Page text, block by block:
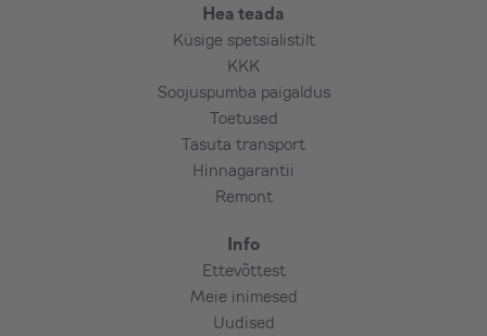
muinsuskaitsega.
Paigaldused toimuvad tööpäeviti!
Hea teada
Küsige spetsialistilt
KKK
Soojuspumba paigaldus
Toetused
Tasuta transport
Hinnagarantii
Remont
Info
Ettevõttest
Meie inimesed
Uudised